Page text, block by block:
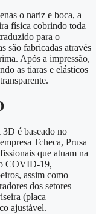
o nariz e boca, a
física cobrindo toda
para o
são fabricadas através
Após a impressão,
as tiaras e elásticos
é baseado no
Tcheca, Prusa
que atuam na
COVID-19,
assim como
dos setores
(placa
ajustável.